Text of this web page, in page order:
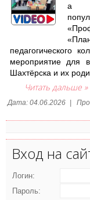
а
педагогического
мероприятие для
Шахтёрска и их
Читать дальше »
Дата: 04.06.2026 |
Вход на
Логин:
Пароль: